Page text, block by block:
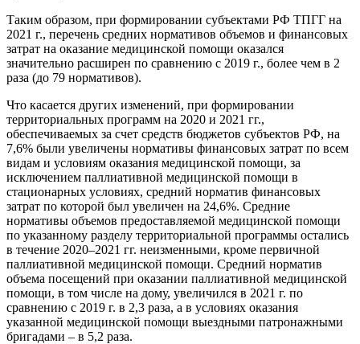
Таким образом, при формировании субъектами РФ ТПГГ на
2021 г., перечень средних нормативов объемов и финансовых
затрат на оказание медицинской помощи оказался
значительно расширен по сравнению с 2019 г., более чем в 2
раза (до 79 нормативов).
Что касается других изменений, при формировании
территориальных программ на 2020 и 2021 гг.,
обеспечиваемых за счет средств бюджетов субъектов РФ, на
7,6% были увеличены нормативы финансовых затрат по всем
видам и условиям оказания медицинской помощи, за
исключением паллиативной медицинской помощи в
стационарных условиях, средний норматив финансовых
затрат по которой был увеличен на 24,6%. Средние
нормативы объемов предоставляемой медицинской помощи
по указанному разделу территориальной программы остались
в течение 2020–2021 гг. неизменными, кроме первичной
паллиативной медицинской помощи. Средний норматив
объема посещений при оказании паллиативной медицинской
помощи, в том числе на дому, увеличился в 2021 г. по
сравнению с 2019 г. в 2,3 раза, а в условиях оказания
указанной медицинской помощи выездными патронажными
бригадами – в 5,2 раза.